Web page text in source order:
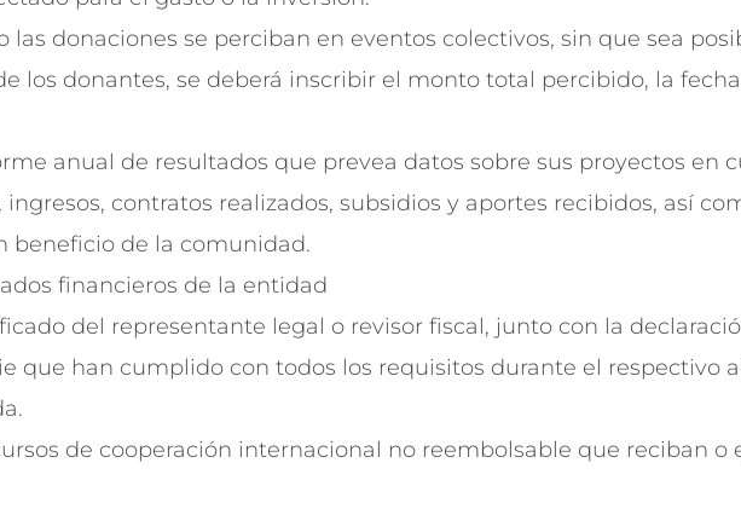
las donaciones se perciban en eventos colectivos, sin que sea
los donantes, se deberá inscribir el monto total percibido, la
anual de resultados que prevea datos sobre sus proyectos en
ingresos, contratos realizados, subsidios y aportes recibidos, así
beneficio de la comunidad.
financieros de la entidad
del representante legal o revisor fiscal, junto con la
que han cumplido con todos los requisitos durante el respectivo
de cooperación internacional no reembolsable que reciban o